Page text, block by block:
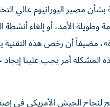
مصير اليورانيوم عالي
الأمد، أو إلغاء
مضيفاً أن رخص هذه
المشكلة أمر يجب علينا
لنجاح الجيش الأمريكي في